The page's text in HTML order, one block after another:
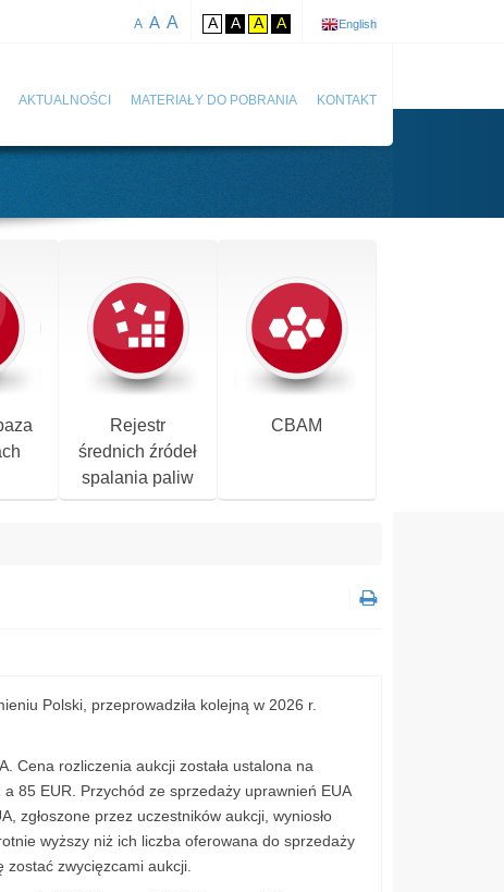
A A A A A A A English
AKTUALNOŚCI MATERIAŁY DO POBRANIA KONTAKT
Rejestr
średnich źródeł
spalania paliw
CBAM
Polski, przeprowadziła kolejną w 2026 r.
Cena rozliczenia aukcji została ustalona na
85 EUR. Przychód ze sprzedaży uprawnień EUA
zgłoszone przez uczestników aukcji, wyniosło
wyższy niż ich liczba oferowana do sprzedaży
zostać zwycięzcami aukcji.